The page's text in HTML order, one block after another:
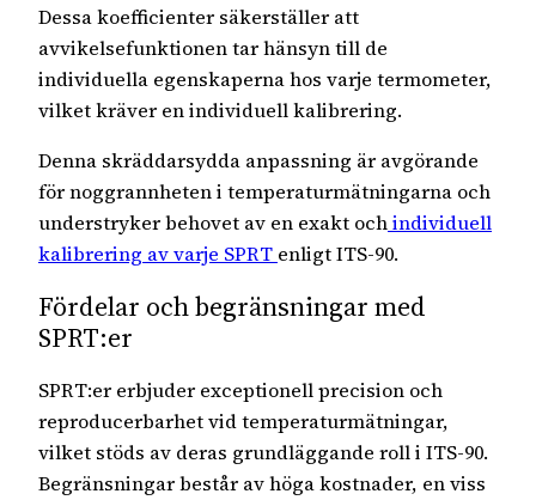
Dessa koefficienter säkerställer att
avvikelsefunktionen tar hänsyn till de
individuella egenskaperna hos varje termometer,
vilket kräver en individuell kalibrering.
Denna skräddarsydda anpassning är avgörande
för noggrannheten i temperaturmätningarna och
understryker behovet av en exakt ochindividuell
kalibrering av varje SPRT enligt ITS-90.
Fördelar och begränsningar med
SPRT:er
SPRT:er erbjuder exceptionell precision och
reproducerbarhet vid temperaturmätningar,
vilket stöds av deras grundläggande roll i ITS-90.
Begränsningar består av höga kostnader, en viss